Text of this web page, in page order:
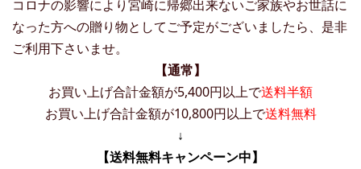
コロナの影響により宮崎に帰郷出来ないご家族やお世話に
なった方への贈り物としてご予定がございましたら、是非
ご利用下さいませ。
【通常】
お買い上げ合計金額が5,400円以上で送料半額
お買い上げ合計金額が10,800円以上で送料無料
↓
【送料無料キャンペーン中】